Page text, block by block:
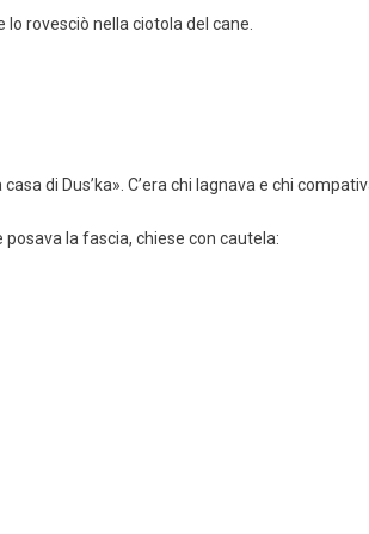
lo rovesciò nella ciotola del cane.
di Dus’ka». C’era chi lagnava e chi
la fascia, chiese con cautela: